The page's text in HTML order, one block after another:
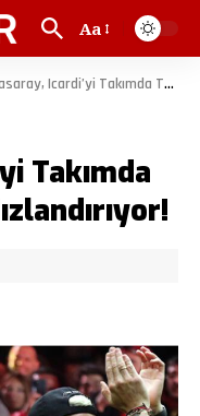
Aa
Icardi’yi Takımda Tutma Çabalarını Hızlandırıyor!
Takımda